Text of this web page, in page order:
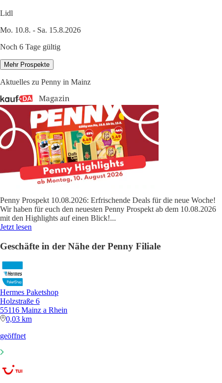
Lidl
Mo. 10.8. - Sa. 15.8.2026
Noch 6 Tage gültig
Mehr Prospekte
Aktuelles zu Penny in Mainz
Penny Prospekt 10.08.2026: Erfrischende Deals für die neue Woche!
Wir haben für euch den neuesten Penny Prospekt ab dem 10.08.2026
mit den Highlights auf einen Blick!...
Jetzt lesen
Geschäfte in der Nähe der Penny Filiale
Hermes Paketshop
Holzstraße 6
55116 Mainz a Rhein
0,03 km
geöffnet